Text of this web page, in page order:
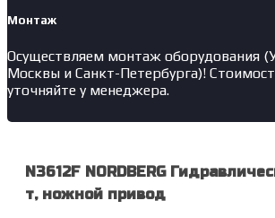
Монтаж
Осуществляем монтаж оборудования
Москвы и Санкт-Петербурга)!
уточняйте у менеджера.
N3612F NORDBERG
т, ножной привод